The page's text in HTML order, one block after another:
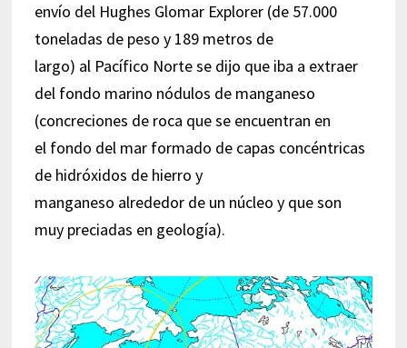
envío del Hughes Glomar Explorer (de 57.000
toneladas de peso y 189 metros de
largo) al Pacífico Norte se dijo que iba a extraer
del fondo marino nódulos de manganeso
(concreciones de roca que se encuentran en
el fondo del mar formado de capas concéntricas
de hidróxidos de hierro y
manganeso alrededor de un núcleo y que son
muy preciadas en geología).